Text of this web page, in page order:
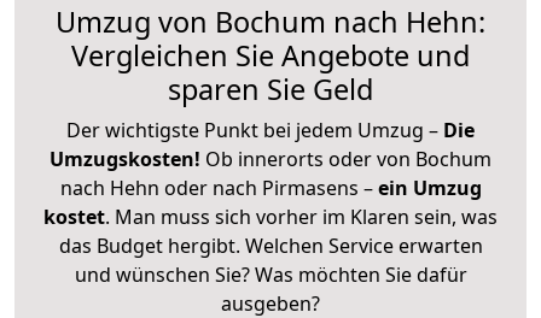
Umzug von Bochum nach Hehn:
Vergleichen Sie Angebote und
sparen Sie Geld
Der wichtigste Punkt bei jedem Umzug – Die
Umzugskosten! Ob innerorts oder von Bochum
nach Hehn oder nach Pirmasens –ein Umzug
kostet. Man muss sich vorher im Klaren sein, was
das Budget hergibt. Welchen Service erwarten
und wünschen Sie? Was möchten Sie dafür
ausgeben?